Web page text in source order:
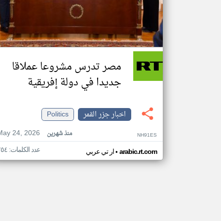
مصر تدرس مشروعا عملاقا
جديدا في دولة إفريقية
اخبار جزر القمر
Politics
24, 2026
منذ شهرين NH91ES
ار تي عربي• arabic.rt.com عدد الكلمات: ٢٥٤